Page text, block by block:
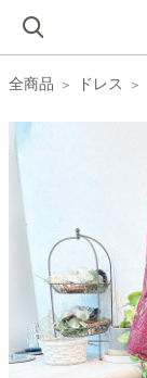
全商品 ドレス